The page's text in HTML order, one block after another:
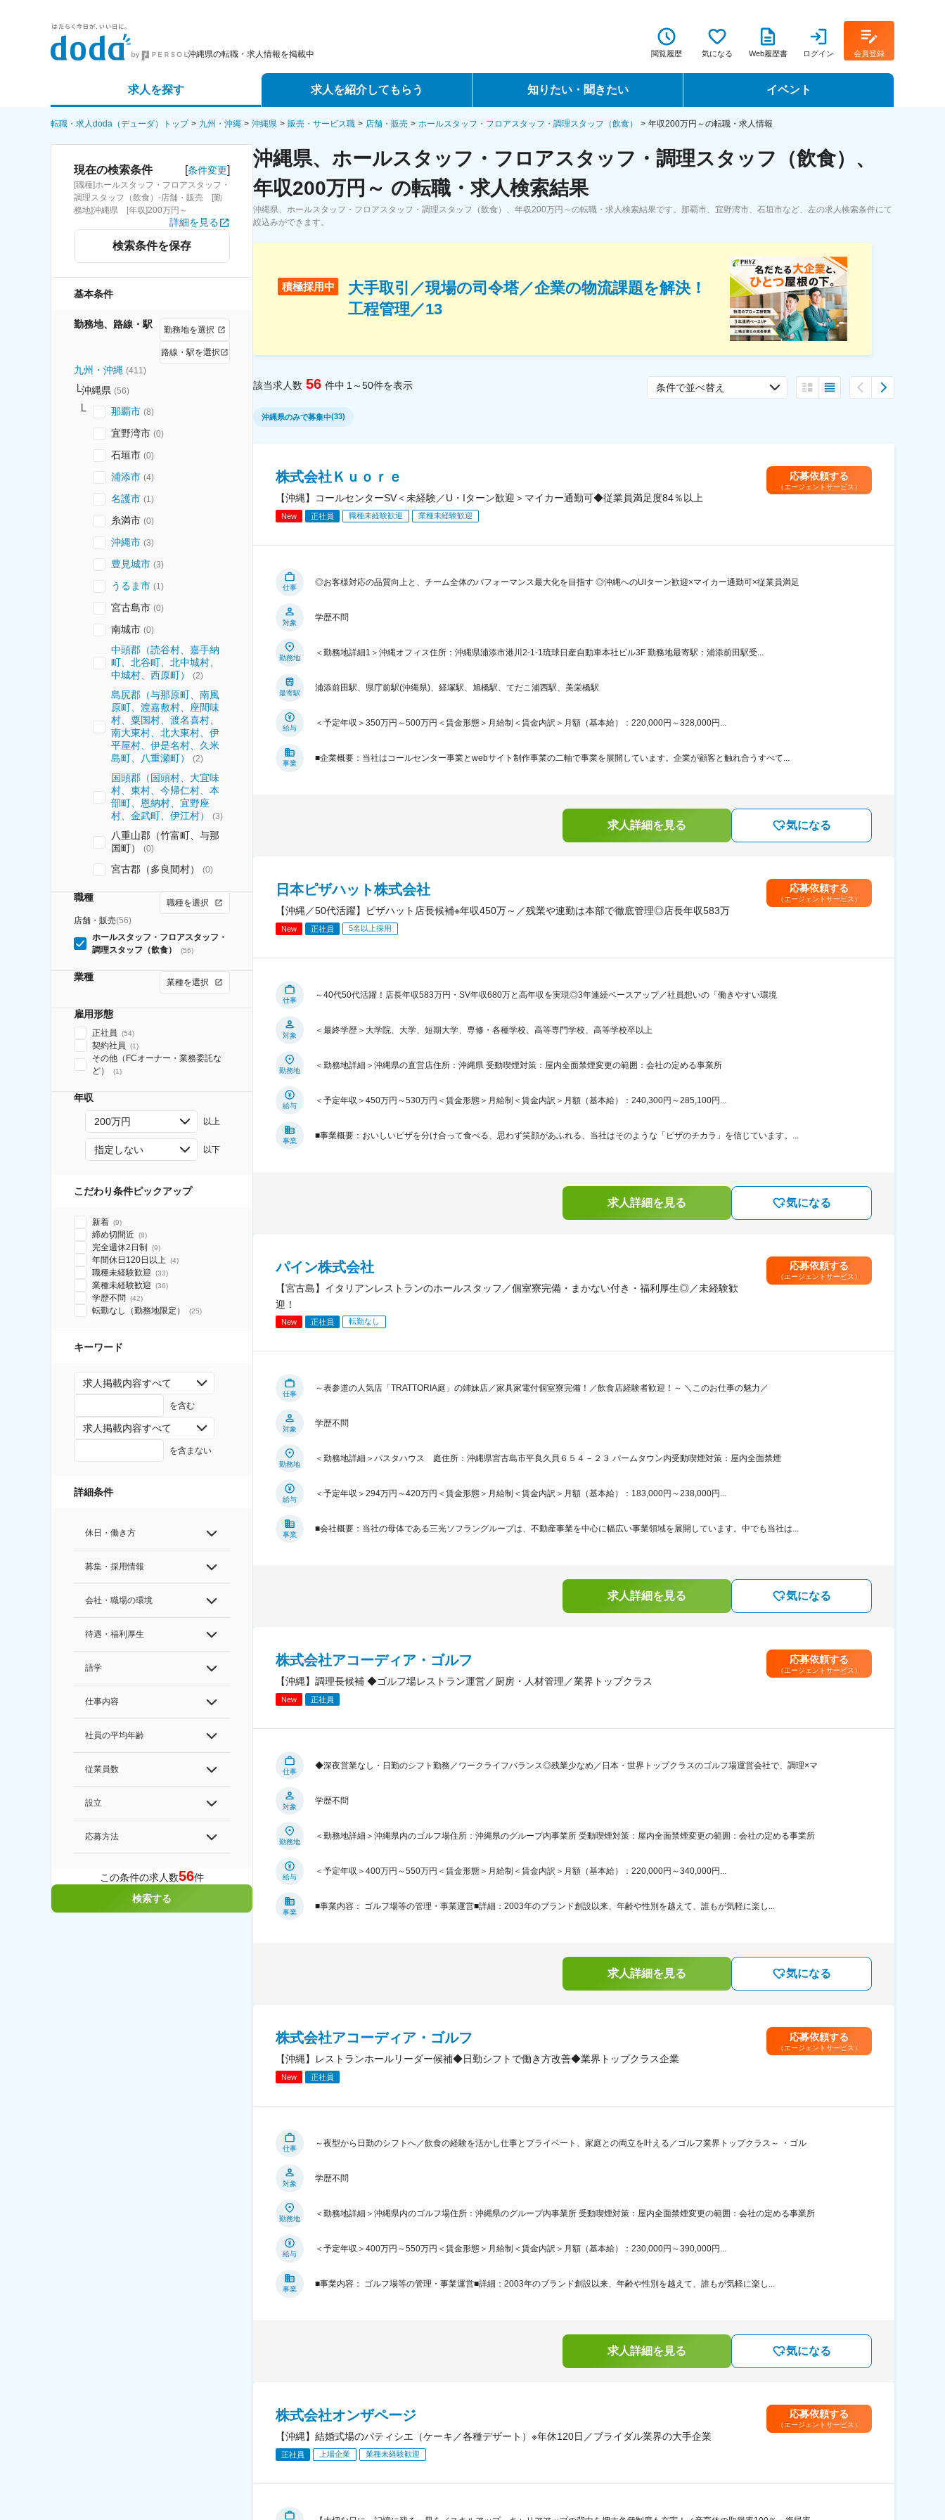
沖縄県の転職・求人情報を掲載中 閲覧履歴 気になる Web履歴書 ログイン 会員登録
求人を探す
詳細条件から探す
求人特集から探す
求人を紹介してもらう
エージェントサービス
スカウトサービス
パートナーエージェントサービス
知りたい・聞きたい
転職ノウハウ
データで見る転職
コラム・インタビュー
イベント
転職イベント・転職セミナー
転職フェア
転職・求人doda（デューダ）トップ 九州・沖縄 沖縄県 販売・サービス職 店舗・販売 ホールスタッフ・フロアスタッフ・調理スタッフ（飲食） 年収200万円～の転職・求人情報
現在の検索条件 [条件変更]
[職種]ホールスタッフ・フロアスタッフ・
調理スタッフ（飲食）-店舗・販売 [勤
務地]沖縄県 [年収]200万円～
詳細を見る
検索条件を保存
基本条件
勤務地、路線・駅 勤務地を選択
路線・駅を選択
九州・沖縄 (411)
沖縄県 (56)
那覇市 (8)
宜野湾市 (0)
石垣市 (0)
浦添市 (4)
名護市 (1 )
糸満市 (0)
沖縄市 (3)
豊見城市 (3)
うるま市 (1 )
宮古島市 (0)
南城市 (0)
中頭郡（読谷村、嘉手納
町、北谷町、北中城村、
中城村、西原町）
(2)
島尻郡（与那原町、南風
原町、渡嘉敷村、座間味
村、粟国村、渡名喜村、
南大東村、北大東村、伊
平屋村、伊是名村、久米
島町、八重瀬町）
(2)
国頭郡（国頭村、大宜味
村、東村、今帰仁村、本
部町、恩納村、宜野座
村、金武町、伊江村）
(3)
八重山郡（竹富町、与那
国町）
(0)
宮古郡（多良間村） (0)
職種
職種を選択
店舗・販売(56)
ホールスタッフ・フロアスタッフ・
調理スタッフ（飲食）
(56)
業種 業種を選択
雇用形態
正社員 (54)
契約社員 (1)
その他（FCオーナー・業務委託な
ど）
(1)
年収
200万円 以上
指定しない 以下
こだわり条件ピックアップ
新着 (9)
締め切間近 (8)
完全週休2日制 (9)
年間休日120日以上 (4)
職種未経験歓迎 (33)
業種未経験歓迎 (36)
学歴不問 (42)
転勤なし（勤務地限定） (25)
キーワード
求人掲載内容すべて
を含む
求人掲載内容すべて
を含まない
詳細条件
休日・働き方
募集・採用情報
会社・職場の環境
待遇・福利厚生
語学
仕事内容
社員の平均年齢
従業員数
設立
応募方法
この条件の求人数56件
検索する
沖縄県、ホールスタッフ・フロアスタッフ・調理スタッフ（飲食）、
年収200万円～ の転職・求人検索結果
沖縄県、ホールスタッフ・フロアスタッフ・調理スタッフ（飲食）、年収200万円～の転職・求人検索結果です。那覇市、宜野湾市、石垣市など、左の求人検索条件にて
絞込みができます。
積極採用中
大手取引／現場の司令塔／企業の物流課題を解決！
工程管理／13
該当求人数 56 件中 1～50件を表示 条件で並べ替え
沖縄県のみで募集中(33)
株式会社Ｋｕｏｒｅ
【沖縄】コールセンターSV＜未経験／U・Iターン歓迎＞マイカー通勤可◆従業員満足度84％以上
New 正社員 職種未経験歓迎 業種未経験歓迎
応募依頼する
（エージェントサービス）
仕事
◎お客様対応の品質向上と、チーム全体のパフォーマンス最大化を目指す ◎沖縄へのUIターン歓迎×マイカー通勤可×従業員満足
対象
学歴不問
勤務地
＜勤務地詳細1＞沖縄オフィス住所：沖縄県浦添市港川2-1-1琉球日産自動車本社ビル3F 勤務地最寄駅：浦添前田駅受...
最寄駅
浦添前田駅、県庁前駅(沖縄県)、経塚駅、旭橋駅、てだこ浦西駅、美栄橋駅
給与
＜予定年収＞350万円～500万円＜賃金形態＞月給制＜賃金内訳＞月額（基本給）：220,000円～328,000円...
事業
■企業概要：当社はコールセンター事業とwebサイト制作事業の二軸で事業を展開しています。企業が顧客と触れ合うすべて...
求人詳細を見る 気になる
日本ピザハット株式会社
【沖縄／50代活躍】ピザハット店長候補※年収450万～／残業や連勤は本部で徹底管理◎店長年収583万
New 正社員 5名以上採用
応募依頼する
（エージェントサービス）
仕事
～40代50代活躍！店長年収583万円・SV年収680万と高年収を実現◎3年連続ベースアップ／社員想いの「働きやすい環境
対象
＜最終学歴＞大学院、大学、短期大学、専修・各種学校、高等専門学校、高等学校卒以上
勤務地
＜勤務地詳細＞沖縄県の直営店住所：沖縄県 受動喫煙対策：屋内全面禁煙変更の範囲：会社の定める事業所
給与
＜予定年収＞450万円～530万円＜賃金形態＞月給制＜賃金内訳＞月額（基本給）：240,300円～285,100円...
事業
■事業概要：おいしいピザを分け合って食べる、思わず笑顔があふれる、当社はそのような「ピザのチカラ」を信じています。...
求人詳細を見る 気になる
パイン株式会社
【宮古島】イタリアンレストランのホールスタッフ／個室寮完備・まかない付き・福利厚生◎／未経験歓
迎！
New 正社員 転勤なし
応募依頼する
（エージェントサービス）
仕事
～表参道の人気店「TRATTORIA庭」の姉妹店／家具家電付個室寮完備！／飲食店経験者歓迎！～ ＼このお仕事の魅力／
対象
学歴不問
勤務地
＜勤務地詳細＞パスタハウス 庭住所：沖縄県宮古島市平良久貝６５４－２３ パームタウン内受動喫煙対策：屋内全面禁煙
給与
＜予定年収＞294万円～420万円＜賃金形態＞月給制＜賃金内訳＞月額（基本給）：183,000円～238,000円...
事業
■会社概要：当社の母体である三光ソフラングループは、不動産事業を中心に幅広い事業領域を展開しています。中でも当社は...
求人詳細を見る 気になる
株式会社アコーディア・ゴルフ
【沖縄】調理長候補 ◆ゴルフ場レストラン運営／厨房・人材管理／業界トップクラス
New 正社員
応募依頼する
（エージェントサービス）
仕事
◆深夜営業なし・日勤のシフト勤務／ワークライフバランス◎残業少なめ／日本・世界トップクラスのゴルフ場運営会社で、調理×マ
対象
学歴不問
勤務地
＜勤務地詳細＞沖縄県内のゴルフ場住所：沖縄県のグループ内事業所 受動喫煙対策：屋内全面禁煙変更の範囲：会社の定める事業所
給与
＜予定年収＞400万円～550万円＜賃金形態＞月給制＜賃金内訳＞月額（基本給）：220,000円～340,000円...
事業
■事業内容： ゴルフ場等の管理・事業運営■詳細：2003年のブランド創設以来、年齢や性別を越えて、誰もが気軽に楽し...
求人詳細を見る 気になる
株式会社アコーディア・ゴルフ
【沖縄】レストランホールリーダー候補◆日勤シフトで働き方改善◆業界トップクラス企業
New 正社員
応募依頼する
（エージェントサービス）
仕事
～夜型から日勤のシフトへ／飲食の経験を活かし仕事とプライベート、家庭との両立を叶える／ゴルフ業界トップクラス～ ・ゴル
対象
学歴不問
勤務地
＜勤務地詳細＞沖縄県内のゴルフ場住所：沖縄県のグループ内事業所 受動喫煙対策：屋内全面禁煙変更の範囲：会社の定める事業所
給与
＜予定年収＞400万円～550万円＜賃金形態＞月給制＜賃金内訳＞月額（基本給）：230,000円～390,000円...
事業
■事業内容： ゴルフ場等の管理・事業運営■詳細：2003年のブランド創設以来、年齢や性別を越えて、誰もが気軽に楽し...
求人詳細を見る 気になる
株式会社オンザページ
【沖縄】結婚式場のパティシエ（ケーキ／各種デザート）※年休120日／ブライダル業界の大手企業
正社員 上場企業 業種未経験歓迎
応募依頼する
（エージェントサービス）